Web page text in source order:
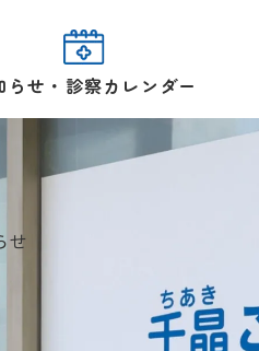
らせ・診察カレンダー
せ